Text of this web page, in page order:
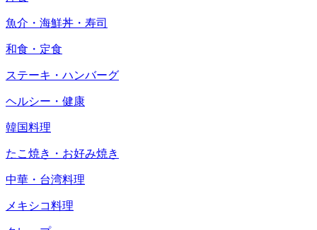
魚介・海鮮丼・寿司
和食・定食
ステーキ・ハンバーグ
ヘルシー・健康
韓国料理
たこ焼き・お好み焼き
中華・台湾料理
メキシコ料理